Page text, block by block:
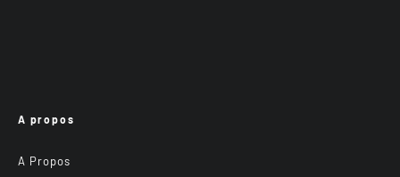
A propos
A Propos